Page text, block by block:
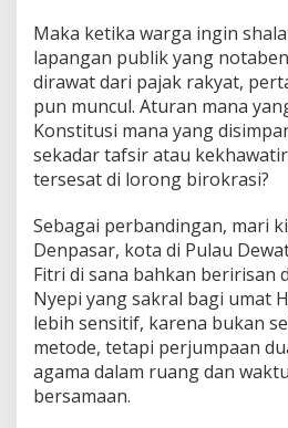
Maka ketika warga ingin
lapangan publik yang
dirawat dari pajak rakyat,
pun muncul. Aturan mana
Konstitusi mana yang
sekadar tafsir atau
tersesat di lorong birokrasi?
Sebagai perbandingan, mari
Denpasar, kota di Pulau
Fitri di sana bahkan beririsan
Nyepi yang sakral bagi umat
lebih sensitif, karena bukan
metode, tetapi perjumpaan
agama dalam ruang dan
bersamaan.